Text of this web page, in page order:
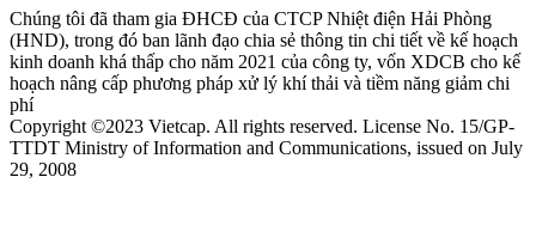
Chúng tôi đã tham gia ĐHCĐ của CTCP Nhiệt điện Hải Phòng
(HND), trong đó ban lãnh đạo chia sẻ thông tin chi tiết về kế hoạch
kinh doanh khá thấp cho năm 2021 của công ty, vốn XDCB cho kế
hoạch nâng cấp phương pháp xử lý khí thải và tiềm năng giảm chi
phí
Copyright ©2023 Vietcap. All rights reserved. License No. 15/GP-
TTDT Ministry of Information and Communications, issued on July
29, 2008